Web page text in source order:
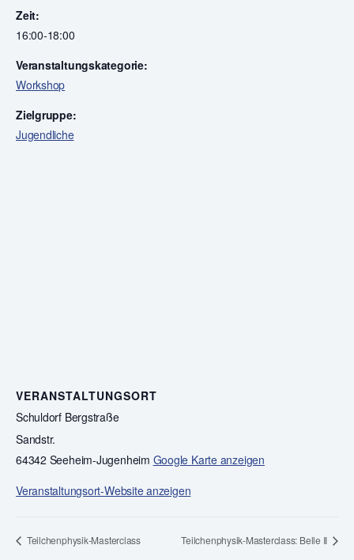
Zeit:
16:00-18:00
Veranstaltungskategorie:
Workshop
Zielgruppe:
Jugendliche
VERANSTALTUNGSORT
Schuldorf Bergstraße
Sandstr.
64342 Seeheim-Jugenheim Google Karte anzeigen
Veranstaltungsort-Website anzeigen
Teilchenphysik-Masterclass Teilchenphysik-Masterclass: Belle II